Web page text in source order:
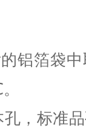
铝箔袋
，标准